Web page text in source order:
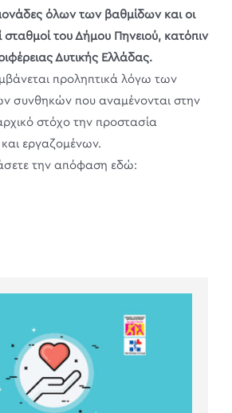
όλων των βαθμίδων και οι
σταθμοί του Δήμου Πηνειού, κατόπιν
Δυτικής Ελλάδας.
προληπτικά λόγω των
συνθηκών που αναμένονται στην
στόχο την προστασία
εργαζομένων.
την απόφαση εδώ: